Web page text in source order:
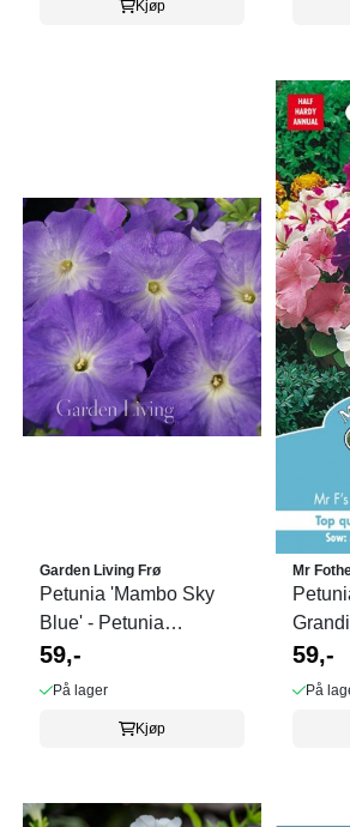
Kjøp
Garden Living Frø
Petunia 'Mambo Sky
Blue' - Petunia
grandiflora
59,-
På lager
Kjøp
Mr
59,-
På